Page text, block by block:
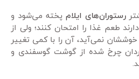
رستوران‌های ایلام پخته می‌شود و
طعم غذا را امتحان کنند؛ ولی از
نمی‌آید، آن را با کمی تغییر
چرخ شده از گوشت گوسفندی و